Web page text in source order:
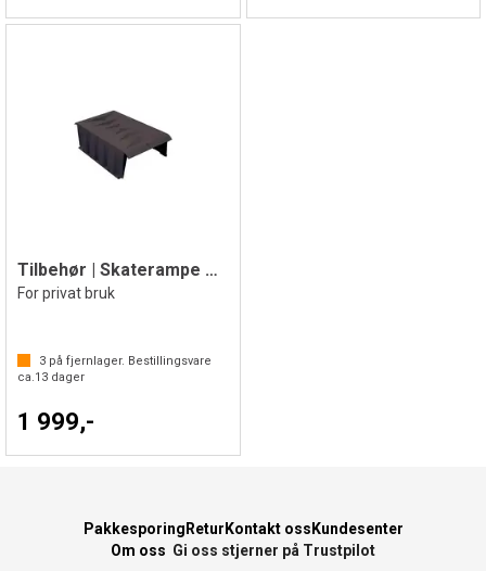
Tilbehør | Skaterampe Bridge
For privat bruk
3 på fjernlager. Bestillingsvare
ca.13 dager
1 999,-
Pakkesporing Retur Kontakt oss Kundesenter
Om oss Gi oss stjerner på Trustpilot